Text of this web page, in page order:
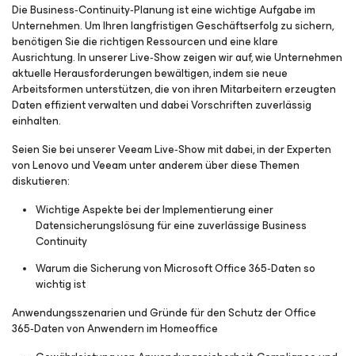
Für Webinar registrieren
Die Business‑Continuity‑Planung ist eine wichtige Aufgabe im
Unternehmen. Um Ihren langfristigen Geschäftserfolg zu sichern,
benötigen Sie die richtigen Ressourcen und eine klare
Ausrichtung. In unserer Live‑Show zeigen wir auf, wie Unternehmen
aktuelle Herausforderungen bewältigen, indem sie neue
Arbeitsformen unterstützen, die von ihren Mitarbeitern erzeugten
Daten effizient verwalten und dabei Vorschriften zuverlässig
einhalten.
Seien Sie bei unserer Veeam Live‑Show mit dabei, in der Experten
von Lenovo und Veeam unter anderem über diese Themen
diskutieren:
Wichtige Aspekte bei der Implementierung einer
Datensicherungslösung für eine zuverlässige Business
Continuity
Warum die Sicherung von Microsoft Office 365‑Daten so
wichtig ist
Anwendungsszenarien und Gründe für den Schutz der Office
365‑Daten von Anwendern im Homeoffice